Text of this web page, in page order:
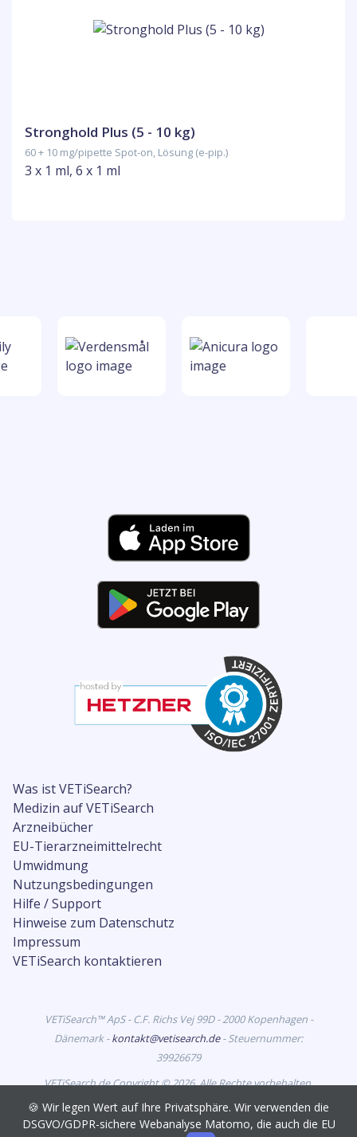
Stronghold Plus (5 - 10 kg)
60 + 10 mg/pipette Spot-on, Lösung (e-pip.)
3 x 1 ml, 6 x 1 ml
Was ist VETiSearch?
Medizin auf VETiSearch
Arzneibücher
EU-Tierarzneimittelrecht
Umwidmung
Nutzungsbedingungen
Hilfe / Support
Hinweise zum Datenschutz
Impressum
VETiSearch kontaktieren
VETiSearch™ ApS - C.F. Richs Vej 99D - 2000 Kopenhagen -
Dänemark -kontakt@vetisearch.de- Steuernummer:
39926679
VETiSearch.de Copyright © 2026. Alle Rechte vorbehalten.
VETiSearch enthält Informationen zu Tierarzneimitteln, die
in Deutschland zur Vermarktung zugelassen sind, und
🍪 Wir legen Wert auf Ihre Privatsphäre. Wir verwenden die
DSGVO/GDPR-sichere Webanalyse Matomo, die auch die EU